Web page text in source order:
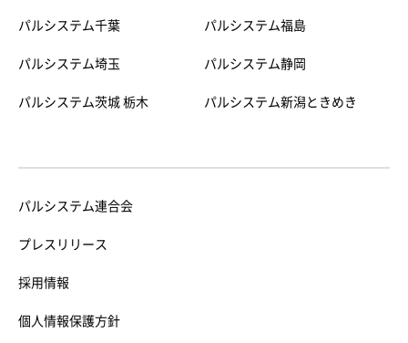
パルシステム千葉
パルシステム埼玉
パルシステム茨城 栃木
パルシステム福島
パルシステム静岡
パルシステム新潟ときめき
パルシステム連合会
プレスリリース
採用情報
個人情報保護方針